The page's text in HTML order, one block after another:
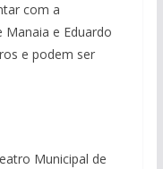
com a
e Eduardo
e podem ser
Municipal de